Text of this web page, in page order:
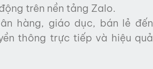
trên nền tảng Zalo.
hàng, giáo dục, bán lẻ đến
thông trực tiếp và hiệu quả